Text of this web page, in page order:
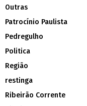
Outras
Patrocínio Paulista
Pedregulho
Politica
Região
restinga
Ribeirão Corrente